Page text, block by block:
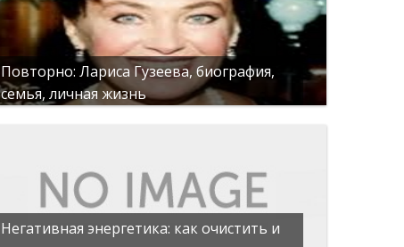
Повторно: Лариса Гузеева, биография,
семья, личная жизнь
Негативная энергетика: как очистить и